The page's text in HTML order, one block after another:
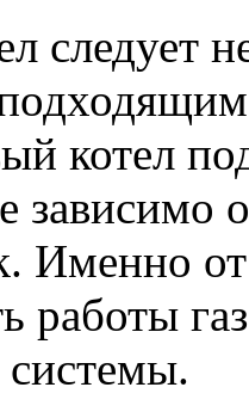
следует
котел
Именно
работы
системы.